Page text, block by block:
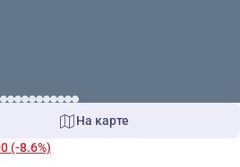
(-8.6%)
На карте